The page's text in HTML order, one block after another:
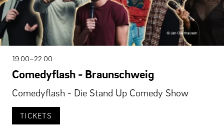
19 00–22 00
Comedyflash - Braunschweig
Comedyflash - Die Stand Up Comedy Show
TICKETS